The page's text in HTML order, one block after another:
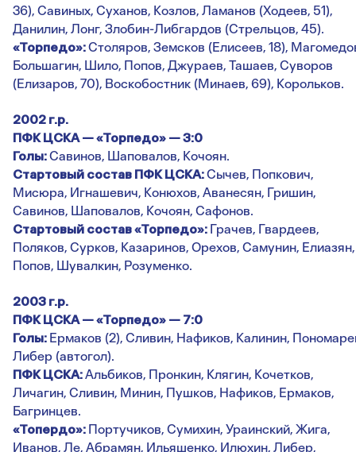
36), Савиных, Суханов, Козлов, Ламанов (Ходеев, 51),
Данилин, Лонг, Злобин-Либгардов (Стрельцов, 45).
«Торпедо»:Столяров, Земсков (Елисеев, 18),
Большагин, Шило, Попов, Джураев, Ташаев, Суворов
(Елизаров, 70), Воскобостник (Минаев, 69), Корольков.
2002 г.р.
ПФК ЦСКА — «Торпедо» — 3:0
Голы:Савинов, Шаповалов, Кочоян.
Стартовый состав ПФК ЦСКА:Сычев, Попкович,
Мисюра, Игнашевич, Конюхов, Аванесян, Гришин,
Савинов, Шаповалов, Кочоян, Сафонов.
Стартовый состав «Торпедо»: Грачев, Гвардеев,
Поляков, Сурков, Казаринов, Орехов, Самунин, Елиазян,
Попов, Шувалкин, Розуменко.
2003 г.р.
ПФК ЦСКА — «Торпедо» — 7:0
Голы: Ермаков (2), Сливин, Нафиков, Калинин,
Либер (автогол).
ПФК ЦСКА:Альбиков, Пронкин, Клягин, Кочетков,
Личагин, Сливин, Минин, Пушков, Нафиков, Ермаков,
Багринцев.
«Топердо»: Портучиков, Сумихин, Ураинский, Жига,
Иванов, Ле, Абрамян, Ильяшенко, Илюхин, Либер,